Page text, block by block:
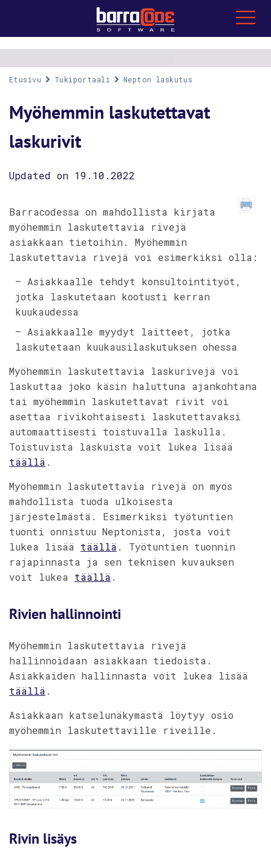
Etusivu Tukiportaali Nepton laskutus
Myöhemmin laskutettavat
laskurivit
Updated on 19.10.2022
Barracodessa on mahdollista kirjata
myöhemmin laskutettavia rivejä
asiakkaan tietoihin. Myöhemmin
laskutettavia rivejä voi esimerkiksi olla:
– Asiakkaalle tehdyt konsultointityöt,
jotka laskutetaan kootusti kerran
kuukaudessa
– Asiakkaalle myydyt laitteet, jotka
laskutetaan kuukausilaskutuksen ohessa
Myöhemmin laskutettavia laskurivejä voi
laskuttaa joko käsin haluttuna ajankohtana
tai myöhemmin laskutettavat rivit voi
asettaa rivikohtaisesti laskutettavaksi
automaattisesti toistuvalla laskulla.
Toistuvista laskuista voit lukea lisää
täällä .
Myöhemmin laskutettavia rivejä on myös
mahdollista tuoda ulkoisesta
järjestelmästä. Esimerkiksi työtuntien
tuonti onnistuu Neptonista, josta voit
lukea lisää täällä . Työtuntien tuonnin
rajapinnasta ja sen teknisen kuvauksen
voit lukea täällä .
Rivien hallinnointi
Myöhemmin laskutettavia rivejä
hallinnoidaan asiakkaan tiedoista.
Asiakkaiden hallinnasta voit lukea lisää
täällä .
Asiakkaan katselunäkymästä löytyy osio
myöhemmin laskutettaville riveille.
Rivin lisäys